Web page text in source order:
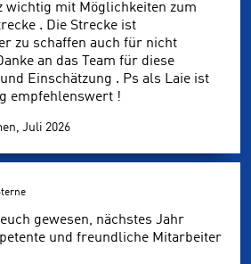
wichtig mit Möglichkeiten zum
. Die Strecke ist
zu schaffen auch für nicht
an das Team für diese
Einschätzung . Ps als Laie ist
empfehlenswert !
Juli 2026
gewesen, nächstes Jahr
und freundliche Mitarbeiter